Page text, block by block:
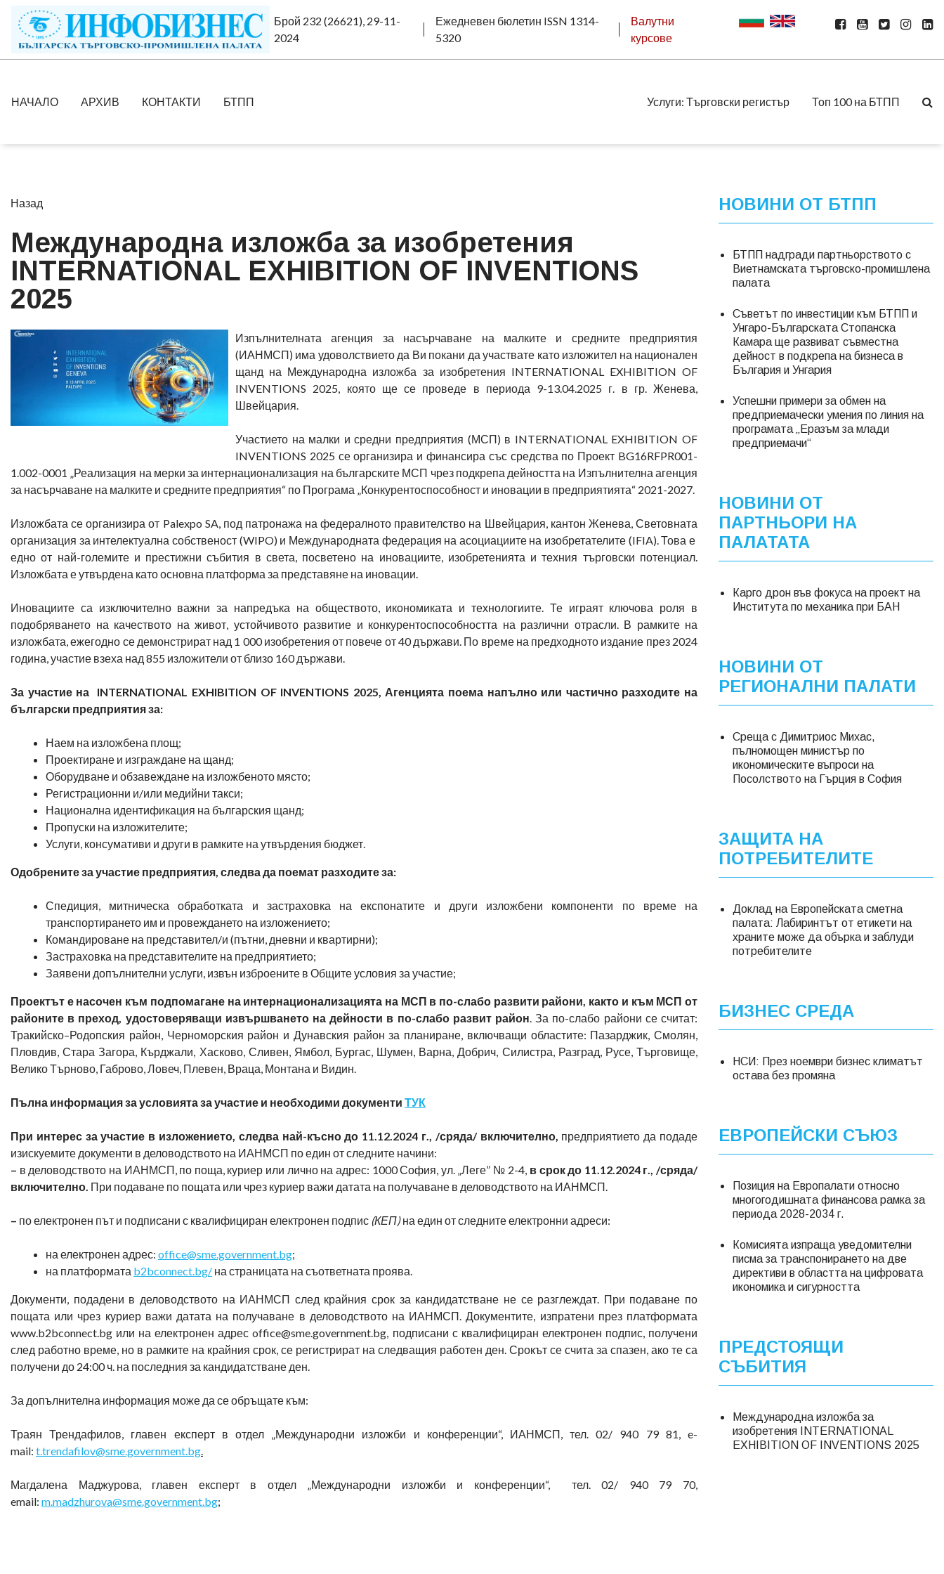
Брой 232 (26621), 29-11-
2024
Ежедневен бюлетин ISSN 1314-
5320
Валутни
курсове
НАЧАЛО АРХИВ КОНТАКТИ БТПП Услуги: Търговски регистър Топ 100 на БТПП
Назад
Международна изложба за изобретения
INTERNATIONAL EXHIBITION OF INVENTIONS
2025
Изпълнителната агенция за насърчаване на малките и средните предприятия
(ИАНМСП) има удоволствието да Ви покани да участвате като изложител на национален
щанд на Международна изложба за изобретения INTERNATIONAL EXHIBITION OF
INVENTIONS 2025, която ще се проведе в периода 9-13.04.2025 г. в гр. Женева,
Швейцария.
Участието на малки и средни предприятия (МСП) в INTERNATIONAL EXHIBITION OF
INVENTIONS 2025 се организира и финансира със средства по Проект BG16RFPR001-
1.002-0001 „Реализация на мерки за интернационализация на българските МСП чрез подкрепа дейността на Изпълнителна агенция
за насърчаване на малките и средните предприятия“ по Програма „Конкурентоспособност и иновации в предприятията“ 2021-2027.
Изложбата се организира от Palexpo SA, под патронажа на федералното правителство на Швейцария, кантон Женева, Световната
организация за интелектуална собственост (WIPO) и Международната федерация на асоциациите на изобретателите (IFIA). Това е
едно от най-големите и престижни събития в света, посветено на иновациите, изобретенията и техния търговски потенциал.
Изложбата е утвърдена като основна платформа за представяне на иновации.
Иновациите са изключително важни за напредъка на обществото, икономиката и технологиите. Те играят ключова роля в
подобряването на качеството на живот, устойчивото развитие и конкурентоспособността на различни отрасли. В рамките на
изложбата, ежегодно се демонстрират над 1 000 изобретения от повече от 40 държави. По време на предходното издание през 2024
година, участие взеха над 855 изложители от близо 160 държави.
За участие на INTERNATIONAL EXHIBITION OF INVENTIONS 2025, Агенцията поема напълно или частично разходите на
български предприятия за:
Наем на изложбена площ;
Проектиране и изграждане на щанд;
Оборудване и обзавеждане на изложбеното място;
Регистрационни и/или медийни такси;
Национална идентификация на българския щанд;
Пропуски на изложителите;
Услуги, консумативи и други в рамките на утвърдения бюджет.
Одобрените за участие предприятия, следва да поемат разходите за:
Спедиция, митническа обработката и застраховка на експонатите и други изложбени компоненти по време на
транспортирането им и провеждането на изложението;
Командироване на представител/и (пътни, дневни и квартирни);
Застраховка на представителите на предприятието;
Заявени допълнителни услуги, извън изброените в Общите условия за участие;
Проектът е насочен към подпомагане на интернационализацията на МСП в по-слабо развити райони, както и към МСП от
районите в преход, удостоверяващи извършването на дейности в по-слабо развит район . За по-слабо райони се считат:
Тракийско–Родопския район, Черноморския район и Дунавския район за планиране, включващи областите: Пазарджик, Смолян,
Пловдив, Стара Загора, Кърджали, Хасково, Сливен, Ямбол, Бургас, Шумен, Варна, Добрич, Силистра, Разград, Русе, Търговище,
Велико Търново, Габрово, Ловеч, Плевен, Враца, Монтана и Видин.
Пълна информация за условията за участие и необходими документи ТУК
При интерес за участие в изложението, следва най-късно до 11.12.2024 г., /сряда/ включително, предприятието да подаде
изискуемите документи в деловодството на ИАНМСП по един от следните начини:
– в деловодството на ИАНМСП, по поща, куриер или лично на адрес: 1000 София, ул. „Леге” № 2-4, в срок до 11.12.2024 г., /сряда/
включително. При подаване по пощата или чрез куриер важи датата на получаване в деловодството на ИАНМСП.
– по електронен път и подписани с квалифициран електронен подпис (КЕП)на един от следните електронни адреси:
на електронен адрес: office@sme.government.bg;
на платформата b2bconnect.bg/ на страницата на съответната проява.
Документи, подадени в деловодството на ИАНМСП след крайния срок за кандидатстване не се разглеждат. При подаване по
пощата или чрез куриер важи датата на получаване в деловодството на ИАНМСП. Документите, изпратени през платформата
www.b2bconnect.bg или на електронен адрес office@sme.government.bg, подписани с квалифициран електронен подпис, получени
след работно време, но в рамките на крайния срок, се регистрират на следващия работен ден. Срокът се счита за спазен, ако те са
получени до 24:00 ч. на последния за кандидатстване ден.
За допълнителна информация може да се обръщате към:
Траян Трендафилов, главен експерт в отдел „Международни изложби и конференции“, ИАНМСП, тел. 02/ 940 79 81, e-
mail: t.trendafilov@sme.government.bg
Магдалена Маджурова, главен експерт в отдел „Международни изложби и конференции“, тел. 02/ 940 79 70,
email: m.madzhurova@sme.government.bg;
НОВИНИ ОТ БТПП
БТПП надгради партньорството с
Виетнамската търговско-промишлена
палата
Съветът по инвестиции към БТПП и
Унгаро-Българската Стопанска
Камара ще развиват съвместна
дейност в подкрепа на бизнеса в
България и Унгария
Успешни примери за обмен на
предприемачески умения по линия на
програмата „Еразъм за млади
предприемачи“
НОВИНИ ОТ
ПАРТНЬОРИ НА
ПАЛАТАТА
Карго дрон във фокуса на проект на
Института по механика при БАН
НОВИНИ ОТ
РЕГИОНАЛНИ ПАЛАТИ
Среща с Димитриос Михас,
пълномощен министър по
икономическите въпроси на
Посолството на Гърция в София
ЗАЩИТА НА
ПОТРЕБИТЕЛИТЕ
Доклад на Европейската сметна
палата: Лабиринтът от етикети на
храните може да обърка и заблуди
потребителите
БИЗНЕС СРЕДА
НСИ: През ноември бизнес климатът
остава без промяна
ЕВРОПЕЙСКИ СЪЮЗ
Позиция на Европалати относно
многогодишната финансова рамка за
периода 2028-2034 г.
Комисията изпраща уведомителни
писма за транспонирането на две
директиви в областта на цифровата
икономика и сигурността
ПРЕДСТОЯЩИ
СЪБИТИЯ
Международна изложба за
изобретения INTERNATIONAL
EXHIBITION OF INVENTIONS 2025